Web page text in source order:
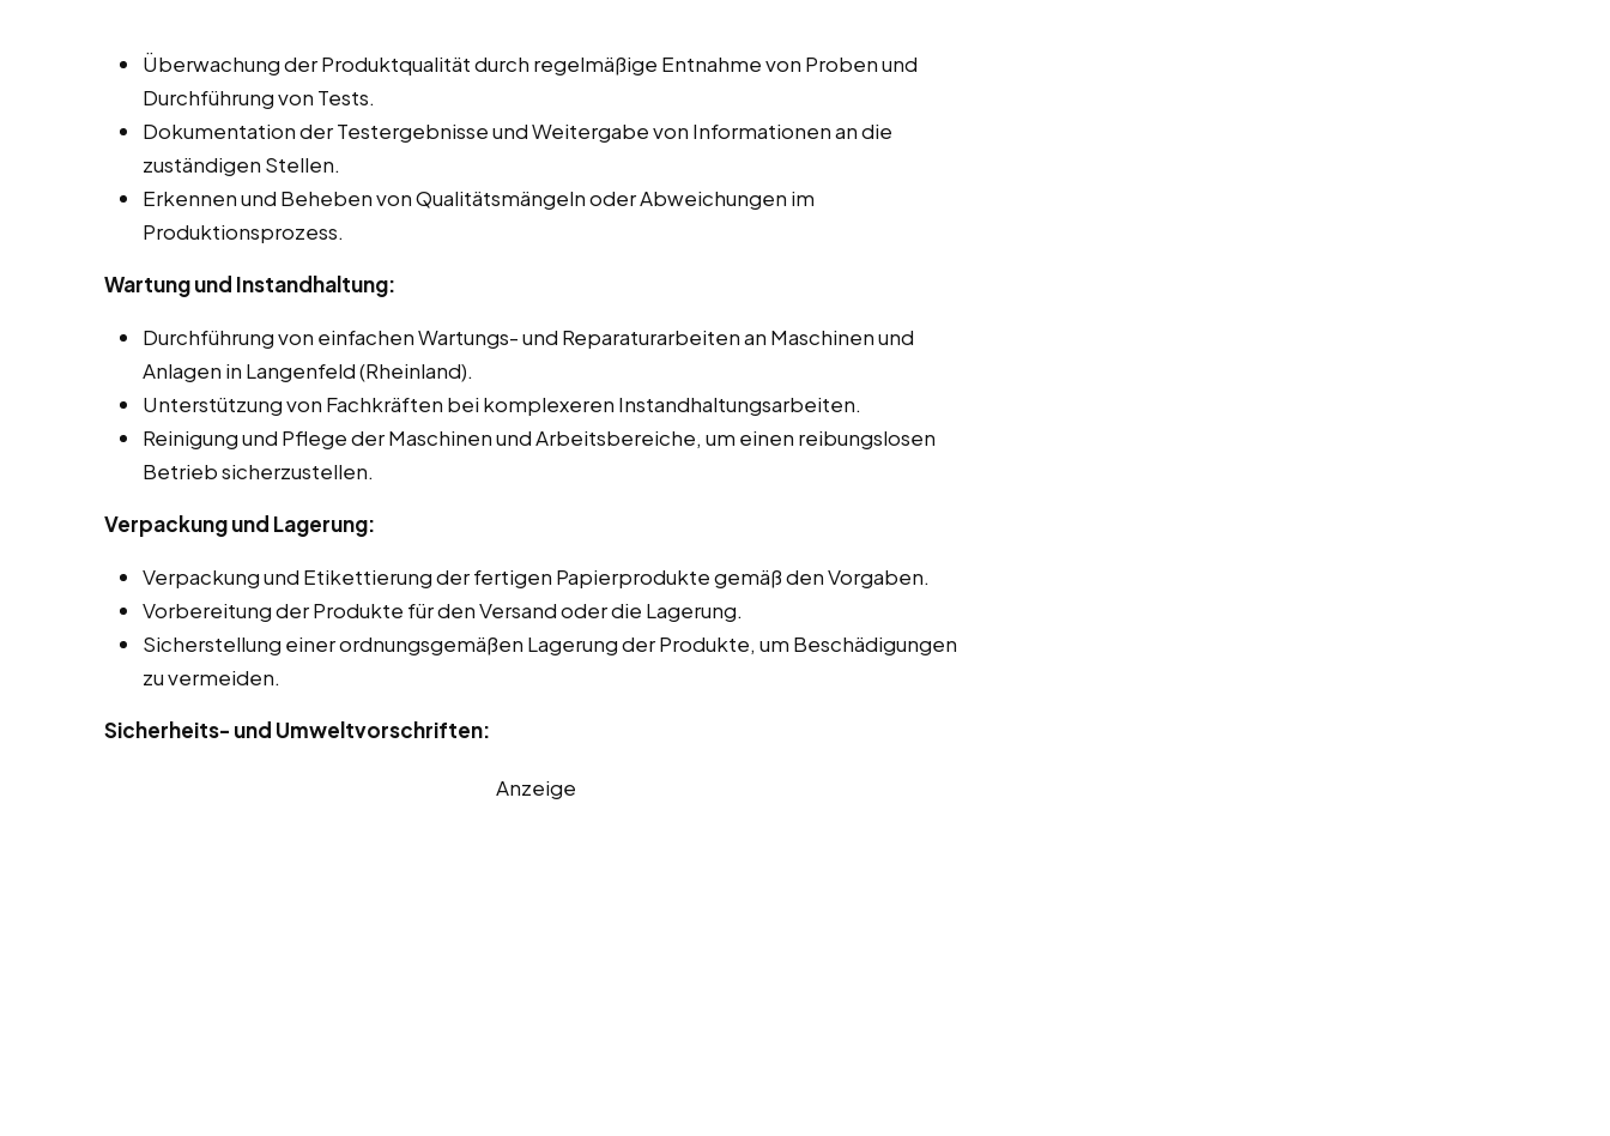
Überwachung der Produktqualität durch regelmäßige Entnahme von Proben und
Durchführung von Tests.
Dokumentation der Testergebnisse und Weitergabe von Informationen an die
zuständigen Stellen.
Erkennen und Beheben von Qualitätsmängeln oder Abweichungen im
Produktionsprozess.
Wartung und Instandhaltung:
Durchführung von einfachen Wartungs- und Reparaturarbeiten an Maschinen und
Anlagen in Langenfeld (Rheinland).
Unterstützung von Fachkräften bei komplexeren Instandhaltungsarbeiten.
Reinigung und Pflege der Maschinen und Arbeitsbereiche, um einen reibungslosen
Betrieb sicherzustellen.
Verpackung und Lagerung:
Verpackung und Etikettierung der fertigen Papierprodukte gemäß den Vorgaben.
Vorbereitung der Produkte für den Versand oder die Lagerung.
Sicherstellung einer ordnungsgemäßen Lagerung der Produkte, um Beschädigungen
zu vermeiden.
Sicherheits- und Umweltvorschriften:
Anzeige